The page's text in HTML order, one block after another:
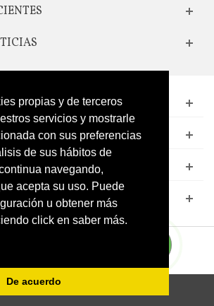
propias y de terceros
servicios y mostrarle
con sus preferencias
de sus hábitos de
navegando,
acepta su uso. Puede
u obtener más
click en saber más.
De acuerdo